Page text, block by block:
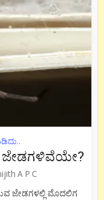
A P C
ಜೇಡಗಳಲ್ಲಿ ಮೊದಲಿಗ